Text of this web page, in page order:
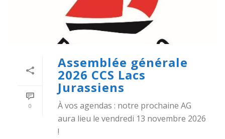
0
Assemblée générale
2026 CCS Lacs
Jurassiens
À vos agendas : notre prochaine AG
aura lieu le vendredi 13 novembre 2026
!